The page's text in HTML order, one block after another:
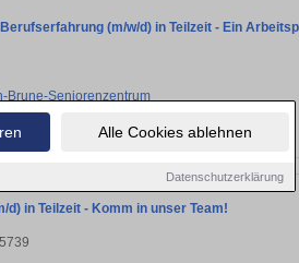
Alle Cookies ablehnen
Datenschutzerklärung
(m/w/d) in Teilzeit - Ein
Brune-Seniorenzentrum
d) in Teilzeit - Komm in unser Team!